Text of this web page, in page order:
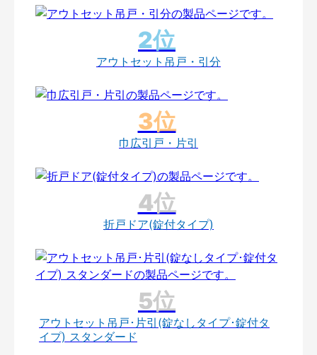
アウトセット吊戸・引分
巾広引戸・片引
折戸ドア(錠付タイプ)
アウトセット吊戸･片引(錠なしタイプ･錠付タ
イプ) スタンダード